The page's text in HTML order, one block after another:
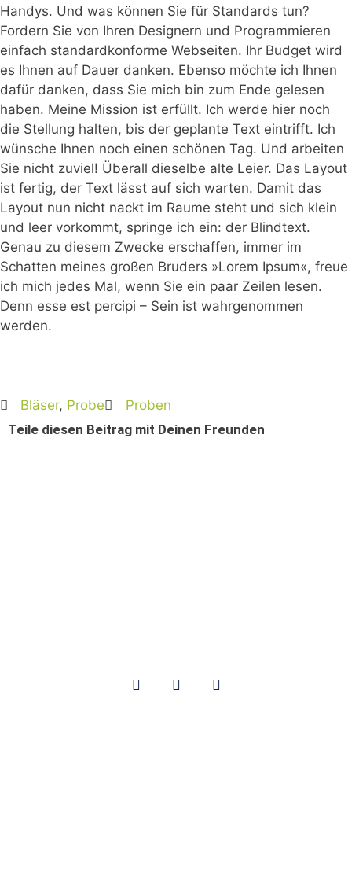
Handys. Und was können Sie für Standards tun?
Fordern Sie von Ihren Designern und Programmieren
einfach standardkonforme Webseiten. Ihr Budget wird
es Ihnen auf Dauer danken. Ebenso möchte ich Ihnen
dafür danken, dass Sie mich bin zum Ende gelesen
haben. Meine Mission ist erfüllt. Ich werde hier noch
die Stellung halten, bis der geplante Text eintrifft. Ich
wünsche Ihnen noch einen schönen Tag. Und arbeiten
Sie nicht zuviel! Überall dieselbe alte Leier. Das Layout
ist fertig, der Text lässt auf sich warten. Damit das
Layout nun nicht nackt im Raume steht und sich klein
und leer vorkommt, springe ich ein: der Blindtext.
Genau zu diesem Zwecke erschaffen, immer im
Schatten meines großen Bruders »Lorem Ipsum«, freue
ich mich jedes Mal, wenn Sie ein paar Zeilen lesen.
Denn esse est percipi – Sein ist wahrgenommen
werden.
Bläser, Probe
Proben
Teile diesen Beitrag mit Deinen Freunden